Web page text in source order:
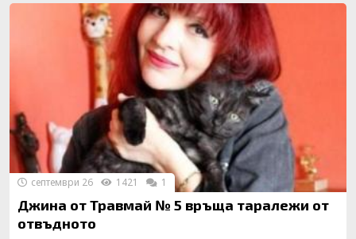
Джина от Травмай № 5 връща таралежи от
отвъдното
септември 26 1421 1